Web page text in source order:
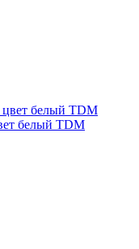
белый TDM